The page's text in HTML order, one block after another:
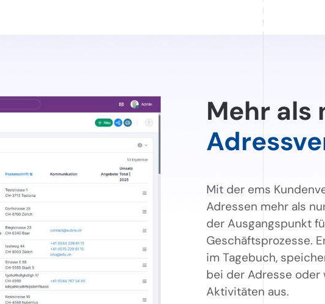
Mehr als
Mit der ems
Adressen mehr als
der Ausgangspunkt
Geschäftsprozesse.
im Tagebuch,
bei der Adresse oder
Aktivitäten aus.